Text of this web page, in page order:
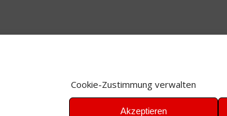
Cookie-Zustimmung verwalten
Akzeptieren